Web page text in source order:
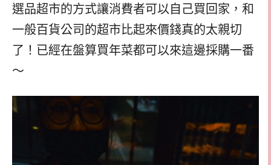
選品超市的方式讓消費者可以自己買回家，和
一般百貨公司的超市比起來價錢真的太親切
了！已經在盤算買年菜都可以來這邊採購一番
～